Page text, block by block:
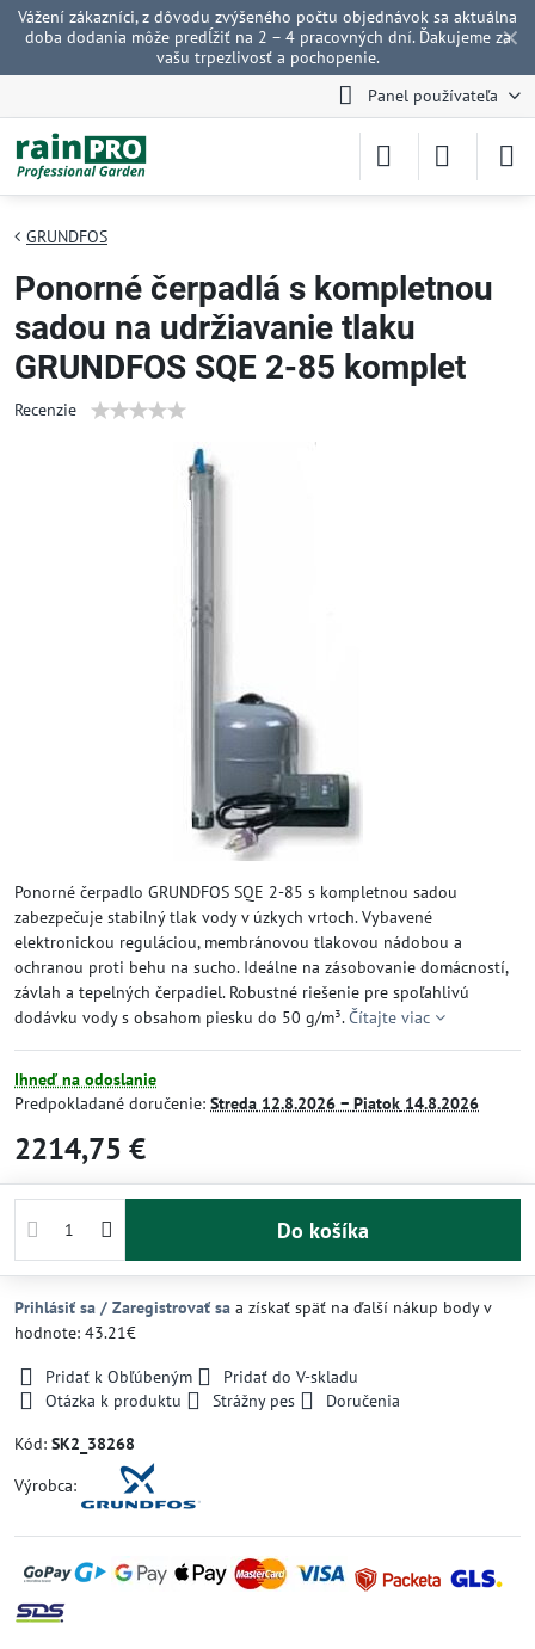
✕
Vážení zákazníci, z dôvodu zvýšeného počtu objednávok sa aktuálna
doba dodania môže predĺžiť na 2 – 4 pracovných dní. Ďakujeme za
vašu trpezlivosť a pochopenie.
Panel používateľa
GRUNDFOS
Ponorné čerpadlá s kompletnou
sadou na udržiavanie tlaku
GRUNDFOS SQE 2-85 komplet
Recenzie
Ponorné čerpadlo GRUNDFOS SQE 2-85 s kompletnou sadou
zabezpečuje stabilný tlak vody v úzkych vrtoch. Vybavené
elektronickou reguláciou, membránovou tlakovou nádobou a
ochranou proti behu na sucho. Ideálne na zásobovanie domácností,
závlah a tepelných čerpadiel. Robustné riešenie pre spoľahlivú
dodávku vody s obsahom piesku do 50 g/m³.Čítajte viac
Ihneď na odoslanie
Predpokladané doručenie: Streda 12.8.2026 − Piatok 14.8.2026
2214,75 €
Do košíka
Prihlásiť sa / Zaregistrovať sa a získať späť na ďalší nákup body v
hodnote: 43.21€
Pridať k Obľúbeným
Pridať do V-skladu
Otázka k produktu
Strážny pes
Doručenia
Kód: SK2_38268
Výrobca: